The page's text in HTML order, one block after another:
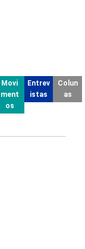
Movi
ment
os
Entrev
istas
Colun
as